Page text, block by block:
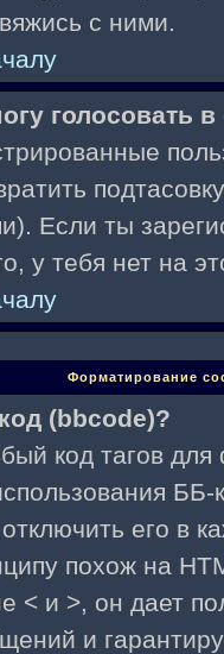
с ними.
голосовать
Если ты
у тебя нет на
Форматирование
(bbcode)?
код тагов
его в
похож на
< и >, он дает
и